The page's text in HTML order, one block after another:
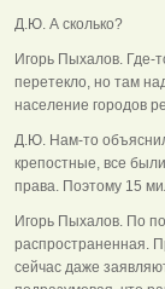
Д.Ю. А сколько?
Игорь Пыхалов. Где-
перетекло, но там
население городов
Д.Ю. Нам-то
крепостные, все
права. Поэтому 15
Игорь Пыхалов. По
распространенная.
сейчас даже